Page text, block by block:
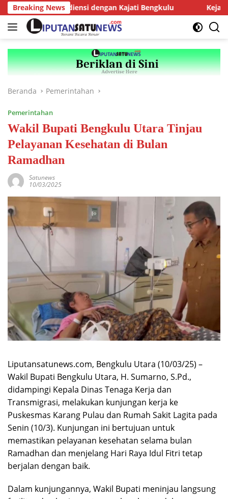
Langsung
ke
konten
Breaking News
AMJ Audiensi dengan Kajati Bengkulu Kejari
Beranda Pemerintahan
Pemerintahan
Wakil Bupati Bengkulu Utara Tinjau
Pelayanan Kesehatan di Bulan
Ramadhan
Satunews
10/03/2025
Liputansatunews.com, Bengkulu Utara (10/03/25) –
Wakil Bupati Bengkulu Utara, H. Sumarno, S.Pd.,
didampingi Kepala Dinas Tenaga Kerja dan
Transmigrasi, melakukan kunjungan kerja ke
Puskesmas Karang Pulau dan Rumah Sakit Lagita pada
Senin (10/3). Kunjungan ini bertujuan untuk
memastikan pelayanan kesehatan selama bulan
Ramadhan dan menjelang Hari Raya Idul Fitri tetap
berjalan dengan baik.
Dalam kunjungannya, Wakil Bupati meninjau langsung